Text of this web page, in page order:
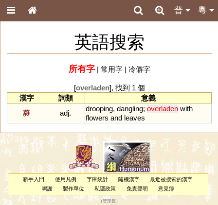
粵
普
英語搜索
所有字| 常用字| 冷僻字
[overladen], 找到 1 個
漢字
詞類
意義
蕤
adj.
drooping, dangling; overladen with
flowers and leaves
新手入門 使用凡例 字庫統計 隨機漢字
最近被搜索的漢字
鳴謝
製作單位 私隱政策 免責聲明 意見簿
（管理員 ）